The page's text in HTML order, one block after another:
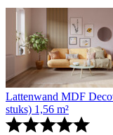
Lattenwand MDF
stuks) 1,56 m²